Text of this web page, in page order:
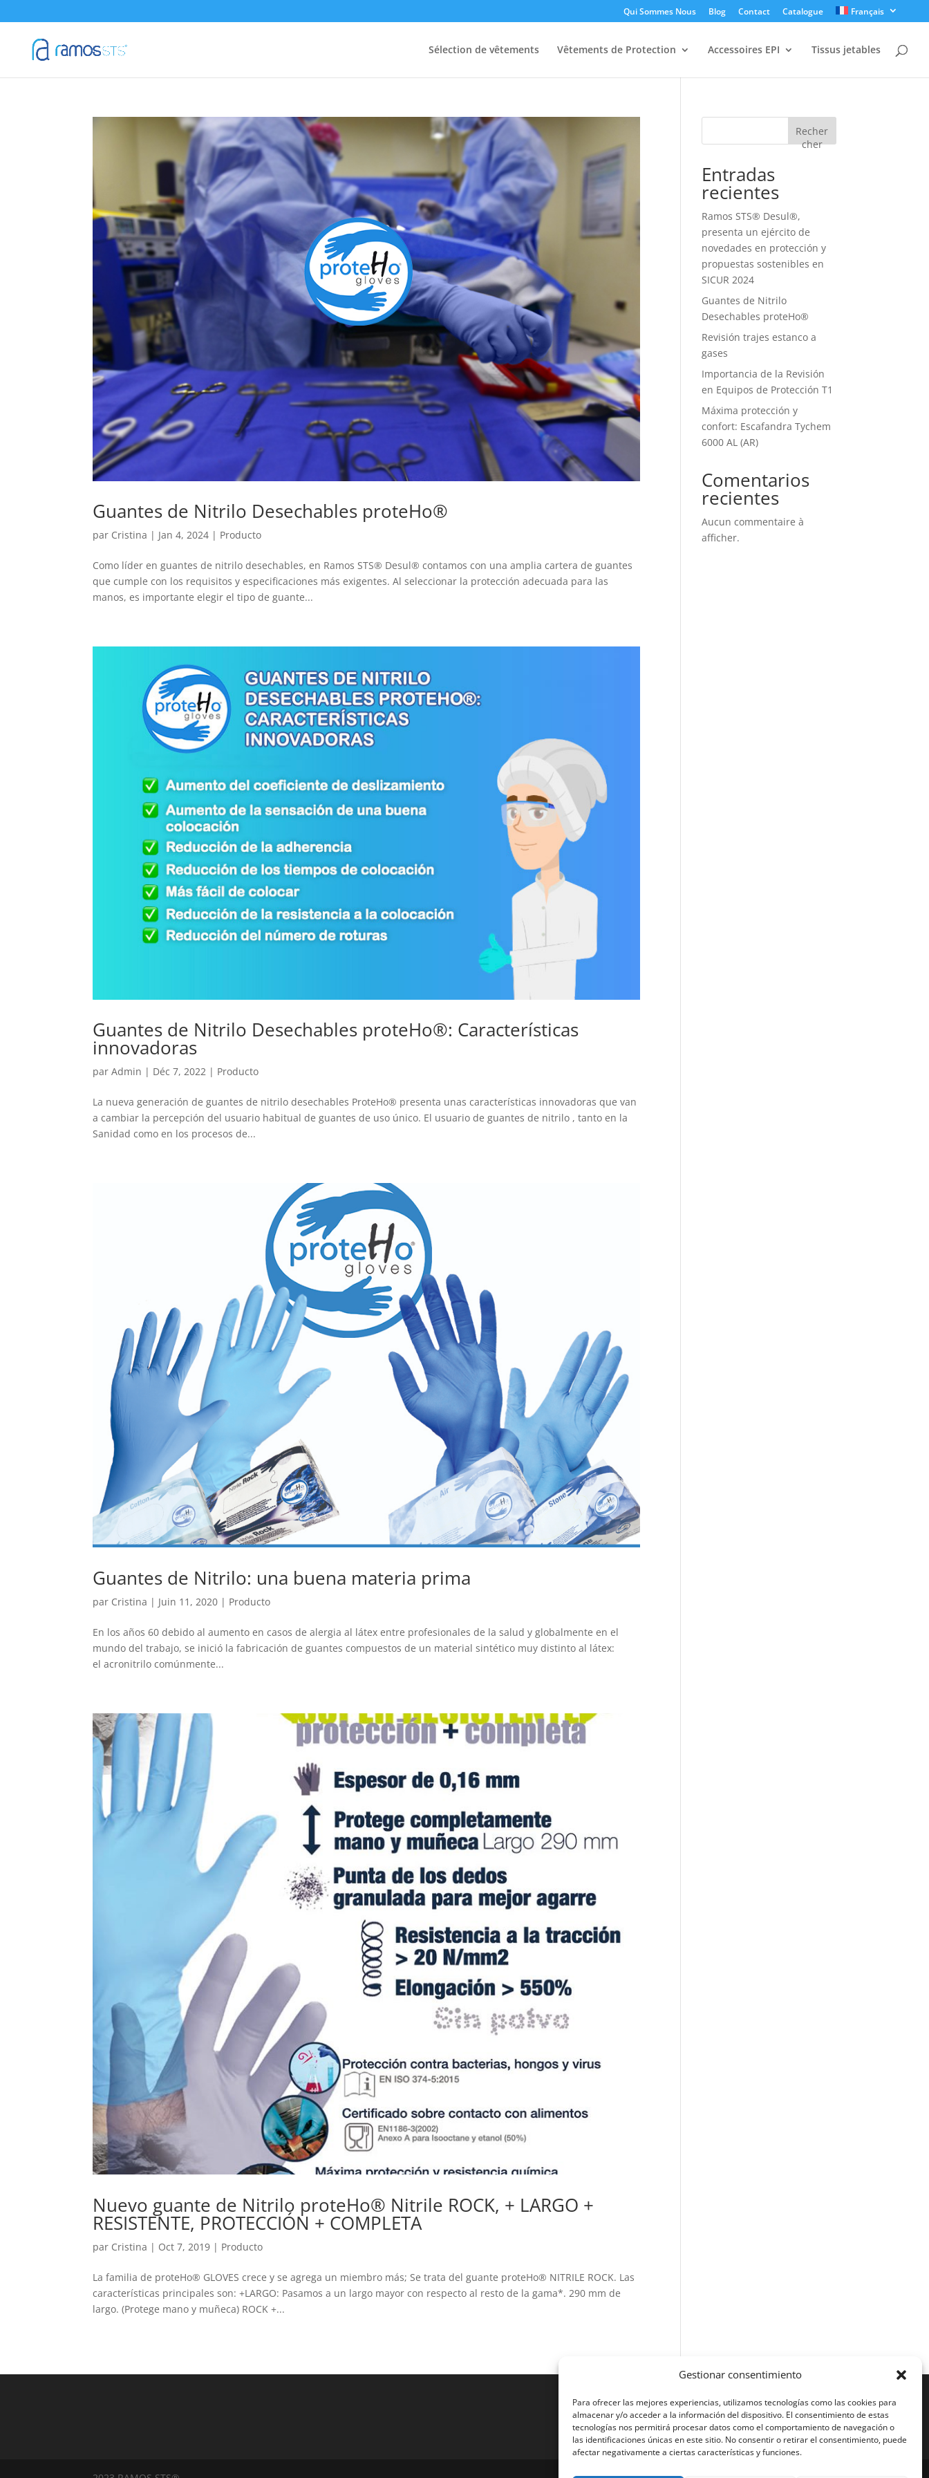
Gestionar consentimiento
Para ofrecer las mejores experiencias, utilizamos tecnologías como las cookies para
almacenar y/o acceder a la información del dispositivo. El consentimiento de estas
tecnologías nos permitirá procesar datos como el comportamiento de navegación o
las identificaciones únicas en este sitio. No consentir o retirar el consentimiento, puede
afectar negativamente a ciertas características y funciones.
Qui Sommes Nous Blog Contact Catalogue Français
Sélection de vêtements Vêtements de Protection Accessoires EPI Tissus jetables
Guantes de Nitrilo Desechables proteHo®
par Cristina | Jan 4, 2024 | Producto
Como líder en guantes de nitrilo desechables, en Ramos STS® Desul® contamos con una amplia cartera de guantes
que cumple con los requisitos y especificaciones más exigentes. Al seleccionar la protección adecuada para las
manos, es importante elegir el tipo de guante...
Guantes de Nitrilo Desechables proteHo®: Características
innovadoras
parAdmin | Déc 7, 2022 | Producto
La nueva generación de guantes de nitrilo desechables ProteHo® presenta unas características innovadoras que van
a cambiar la percepción del usuario habitual de guantes de uso único. El usuario de guantes de nitrilo , tanto en la
Sanidad como en los procesos de...
Guantes de Nitrilo: una buena materia prima
par Cristina | Juin 11, 2020 | Producto
En los años 60 debido al aumento en casos de alergia al látex entre profesionales de la salud y globalmente en el
mundo del trabajo, se inició la fabricación de guantes compuestos de un material sintético muy distinto al látex:
el acronitrilo comúnmente...
Nuevo guante de Nitrilo proteHo® Nitrile ROCK, + LARGO +
RESISTENTE, PROTECCIÓN + COMPLETA
par Cristina | Oct 7, 2019 | Producto
La familia de proteHo® GLOVES crece y se agrega un miembro más; Se trata del guante proteHo® NITRILE ROCK. Las
características principales son: +LARGO: Pasamos a un largo mayor con respecto al resto de la gama*. 290 mm de
largo. (Protege mano y muñeca) ROCK +...
Recher
cher
Entradas
recientes
Ramos STS® Desul®,
presenta un ejército de
novedades en protección y
propuestas sostenibles en
SICUR 2024
Guantes de Nitrilo
Desechables proteHo®
Revisión trajes estanco a
gases
Importancia de la Revisión
en Equipos de Protección T1
Máxima protección y
confort: Escafandra Tychem
6000 AL (AR)
Comentarios
recientes
Aucun commentaire à
afficher.